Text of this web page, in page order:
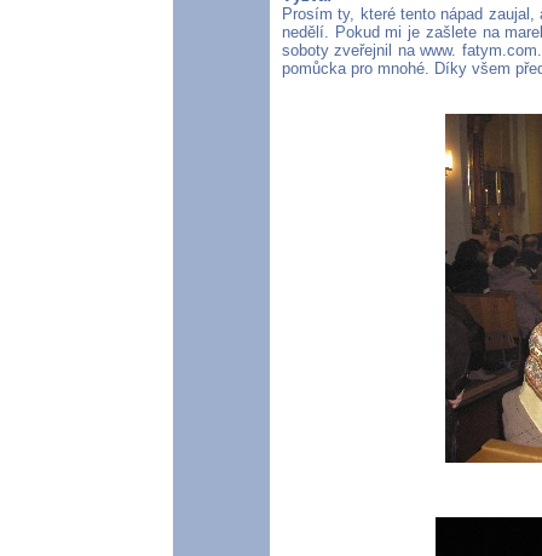
Prosím ty, které tento nápad
nedělí. Pokud mi je zašlete na
soboty zveřejnil na www.
pomůcka pro mnohé. Díky všem